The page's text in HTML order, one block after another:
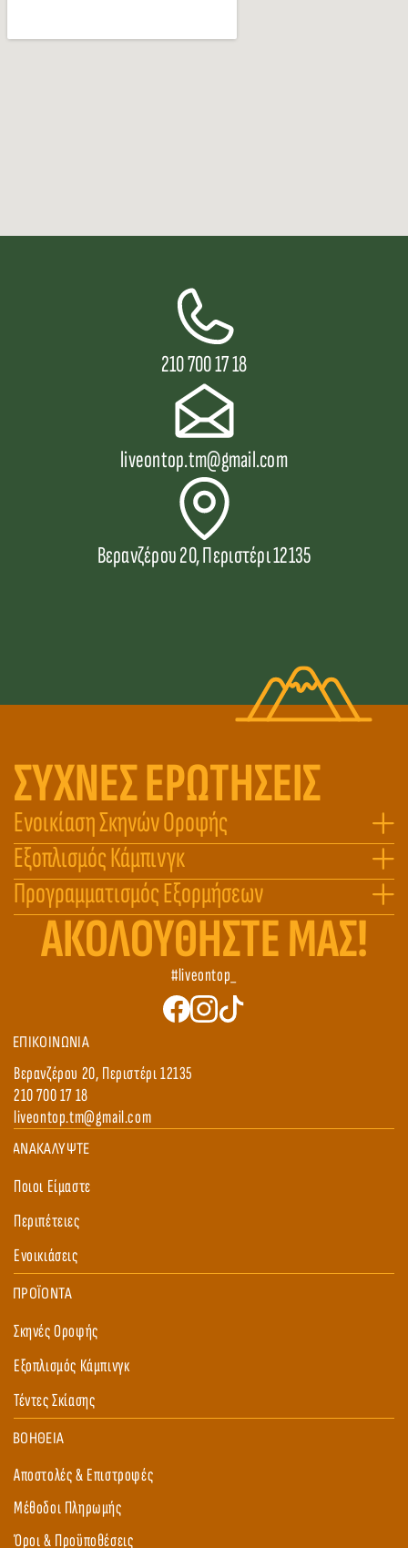
210 700 17 18
liveontop.tm@gmail.com
Βερανζέρου 20, Περιστέρι 12135
ΣΥΧΝΕΣ ΕΡΩΤΗΣΕΙΣ
Ενοικίαση Σκηνών Οροφής
Εξοπλισμός Κάμπινγκ
Προγραμματισμός Εξορμήσεων
ΑΚΟΛΟΥΘHΣΤΕ ΜΑΣ!
#liveontop_
ΕΠΙΚΟΙΝΩΝΙΑ
Βερανζέρου 20, Περιστέρι 12135
210 700 17 18
liveontop.tm@gmail.com
ΑΝΑΚΑΛΥΨΤΕ
Ποιοι Είμαστε
Περιπέτειες
Ενoικιάσεις
ΠΡΟΪΟΝΤΑ
Σκηνές Οροφής
Εξοπλισμός Κάμπινγκ
Τέντες Σκίασης
ΒΟΗΘΕΙΑ
Αποστολές & Επιστροφές
Μέθοδοι Πληρωμής
Όροι & Προϋποθέσεις